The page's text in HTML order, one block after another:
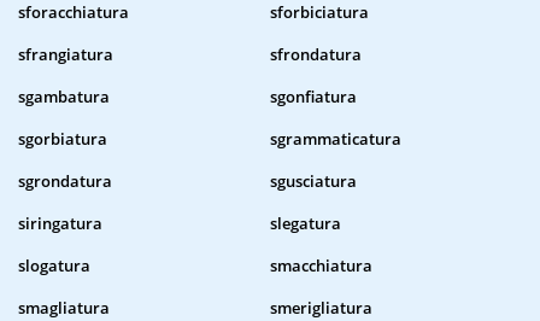
sforacchiatura
sforbiciatura
sfrangiatura
sfrondatura
sgambatura
sgonfiatura
sgorbiatura
sgrammaticatura
sgrondatura
sgusciatura
siringatura
slegatura
slogatura
smacchiatura
smagliatura
smerigliatura